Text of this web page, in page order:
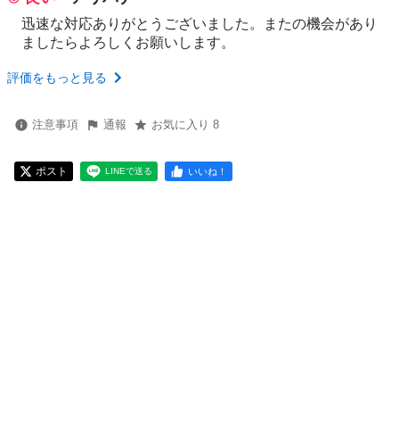
迅速な対応ありがとうございました。またの機会があり
ましたらよろしくお願いします。
評価をもっと見る
注意事項 通報 お気に入り 8
ポスト LINEで送る いいね！